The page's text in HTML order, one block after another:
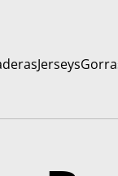
Jerseys